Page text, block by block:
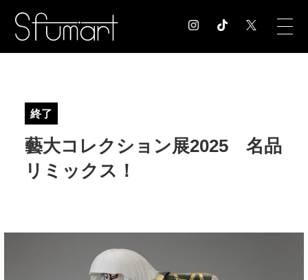
EXHIBITION 展覧会情報
MUSEUM
CONTACT
終了
藝大コレクション展2025 名品
リミックス！